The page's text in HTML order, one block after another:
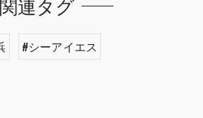
#シーアイエス